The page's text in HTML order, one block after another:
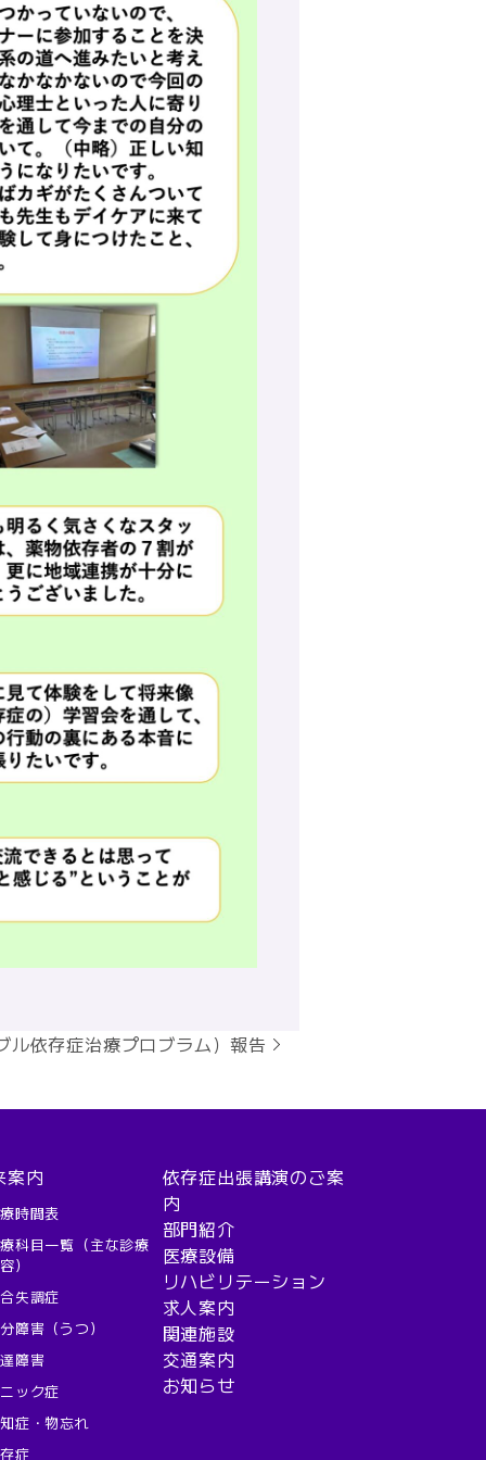
ル依存症治療プロブラム）報告
案内
時間表
科目一覧（主な診療
）
失調症
障害（うつ）
障害
ック症
症・物忘れ
症
依存症出張講演のご案
内
部門紹介
医療設備
リハビリテーション
求人案内
関連施設
交通案内
お知らせ